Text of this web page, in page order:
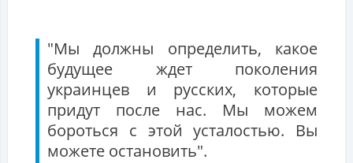
"Мы должны определить, какое
будущее ждет поколения
украинцев и русских, которые
придут после нас. Мы можем
бороться с этой усталостью. Вы
можете остановить".